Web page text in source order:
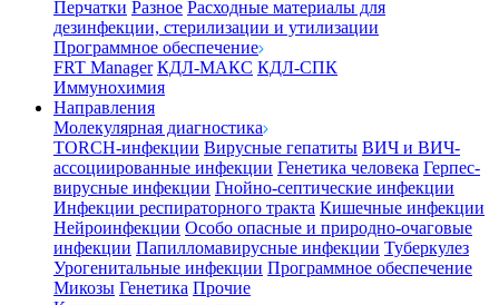
Перчатки Разное Расходные материалы для
дезинфекции, стерилизации и утилизации
Программное обеспечение
FRT Manager КДЛ-МАКС КДЛ-СПК
Иммунохимия
Направления
Молекулярная диагностика
TORCH-инфекции Вирусные гепатиты ВИЧ и ВИЧ-
ассоциированные инфекции Генетика человека Герпес-
вирусные инфекции Гнойно-септические инфекции
Инфекции респираторного тракта Кишечные инфекции
Нейроинфекции Особо опасные и природно-очаговые
инфекции Папилломавирусные инфекции Туберкулез
Урогенитальные инфекции Программное обеспечение
Микозы Генетика Прочие